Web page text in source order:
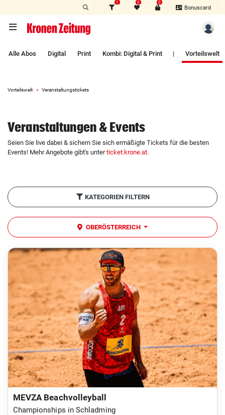
1 0 0
Bonuscard
Alle Abos Digital Print Kombi: Digital & Print | Vorteilswelt
Vorteilswelt Veranstaltungstickets
Veranstaltungen & Events
Seien Sie live dabei & sichern Sie sich ermäßigte Tickets für die besten
Events! Mehr Angebote gibt's unterticket.krone.at.
KATEGORIEN FILTERN
OBERÖSTERREICH
MEVZA Beachvolleyball
Championships in Schladming